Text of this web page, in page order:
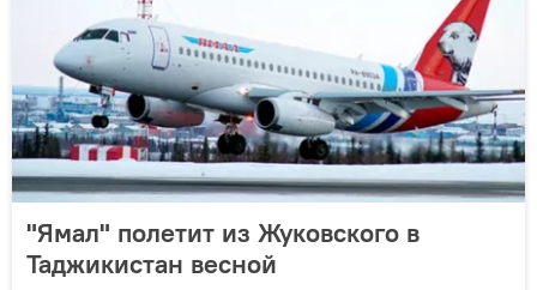
"Ямал" полетит из Жуковского в
Таджикистан весной